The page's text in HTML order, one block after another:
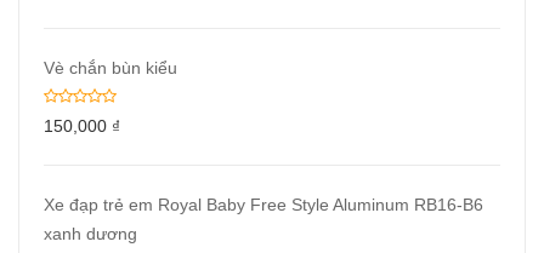
Vè chắn bùn kiểu
150,000 ₫
Xe đạp trẻ em Royal Baby Free Style Aluminum RB16-B6
xanh dương